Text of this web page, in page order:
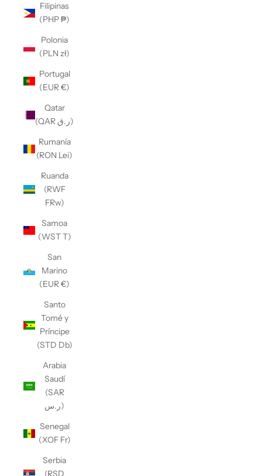
Filipinas
(PHP ₱)
Polonia
(PLN zł)
Portugal
(EUR €)
Qatar
(QAR ر.ق)
Rumanía
(RON Lei)
Ruanda
(RWF
FRw)
Samoa
(WST T)
San
Marino
(EUR €)
Santo
Tomé y
Príncipe
(STD Db)
Arabia
Saudí
(SAR
ر.س)
Senegal
(XOF Fr)
Serbia
(RSD